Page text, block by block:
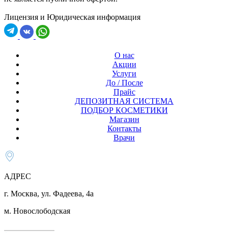
Лицензия и Юридическая информация
О нас
Акции
Услуги
До / После
Прайс
ДЕПОЗИТНАЯ СИСТЕМА
ПОДБОР КОСМЕТИКИ
Магазин
Контакты
Врачи
АДРЕС
г. Москва, ул. Фадеева, 4а
м. Новослободская